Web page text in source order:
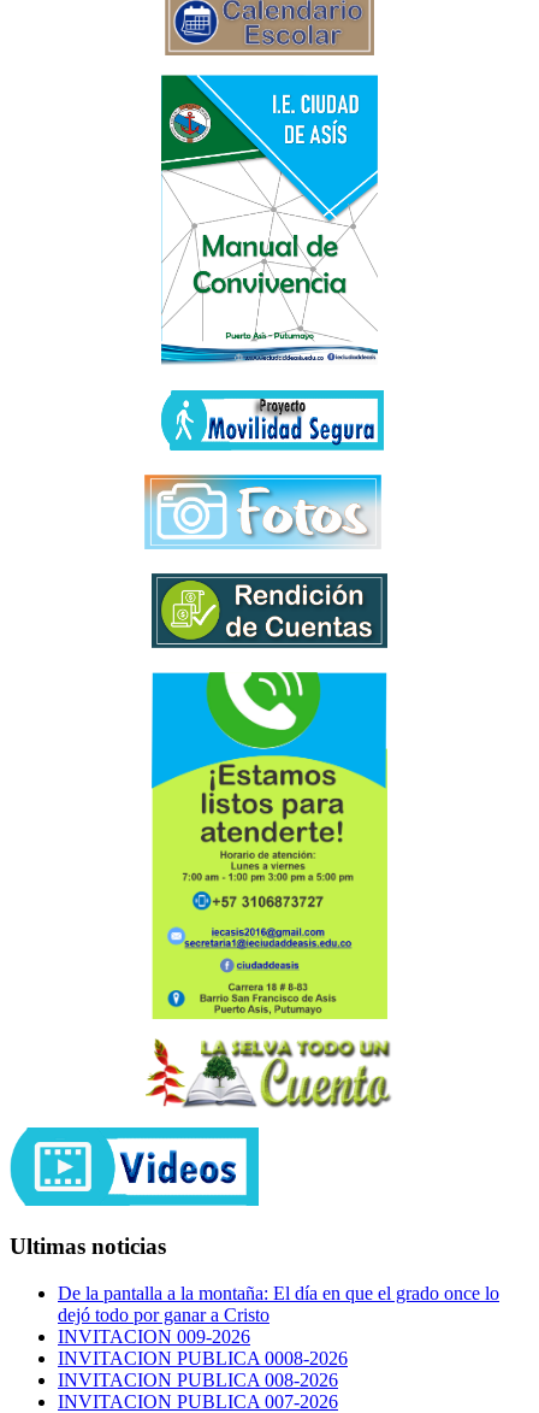
Ultimas noticias
De la pantalla a la montaña: El día en que el grado once lo
dejó todo por ganar a Cristo
INVITACION 009-2026
INVITACION PUBLICA 0008-2026
INVITACION PUBLICA 008-2026
INVITACION PUBLICA 007-2026